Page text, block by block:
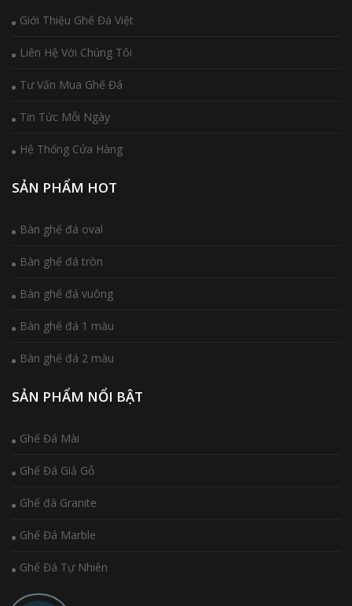
Giới Thiệu Ghế Đá Việt
Liên Hệ Với Chúng Tôi
Tư Vấn Mua Ghế Đá
Tin Tức Mỗi Ngày
Hệ Thống Cửa Hàng
SẢN PHẨM HOT
Bàn ghế đá oval
Bàn ghế đá tròn
Bàn ghế đá vuông
Bàn ghế đá 1 màu
Bàn ghế đá 2 màu
SẢN PHẨM NỔI BẬT
Ghế Đá Mài
Ghế Đá Giả Gỗ
Ghế đá Granite
Ghế Đá Marble
Ghế Đá Tự Nhiên